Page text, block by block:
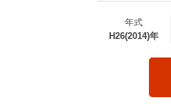
年式
H26(2014)年